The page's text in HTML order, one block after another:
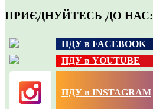
ПРИЄДНУЙТЕСЬ ДО НАС:
ПДУ в FACEBOOK
ПДУ в YOUTUBE
ПДУ в INSTAGRAM